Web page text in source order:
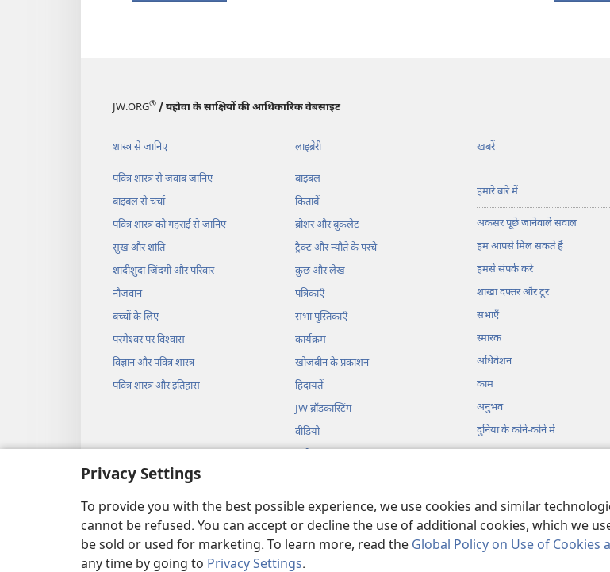
Privacy Settings
To provide you with the best possible experience, we use cookies and similar
cannot be refused. You can accept or decline the use of additional cookies, which we
be sold or used for marketing. To learn more, read the Global Policy on Use of Cookies
any time by going to Privacy Settings.
JW.ORG® / यहोवा के साक्षियों की आधिकारिक वेबसाइट
शास्त्र से जानिए
पवित्र शास्त्र से जवाब जानिए
बाइबल से चर्चा
पवित्र शास्त्र को गहराई से जानिए
सुख और शांति
शादीशुदा ज़िंदगी और परिवार
नौजवान
बच्चों के लिए
परमेश्‍वर पर विश्‍वास
विज्ञान और पवित्र शास्त्र
पवित्र शास्त्र और इतिहास
लाइब्रेरी
बाइबल
किताबें
ब्रोशर और बुकलेट
ट्रैक्ट और न्यौते के परचे
कुछ और लेख
पत्रिकाएँ
सभा पुस्तिकाएँ
कार्यक्रम
खोजबीन के प्रकाशन
हिदायतें
JW ब्रॉडकास्टिंग
वीडियो
नाटक के अंदाज़ में पढ़ी गयी आयतें
खबरें
हमारे बारे में
अकसर पूछे जानेवाले सवाल
हम आपसे मिल सकते हैं
हमसे संपर्क करें
शाखा दफ्तर और टूर
सभाएँ
स्मारक
अधिवेशन
काम
अनुभव
दुनिया के कोने-कोने में